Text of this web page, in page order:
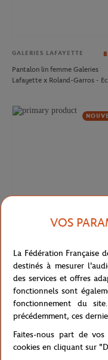
GALERIES LAFAYETTE
Pantalon lin femme Galeries
Lafayette x Roland-Garros -
Drap de plage officiel
Roland-Garros 2026 -
VOS
La Fédération Française
destinés à mesurer
des services et offres
fonctionnels sont
fonctionnement du
précédemment, ces
Faites-nous part de
cookies en cliquant sur